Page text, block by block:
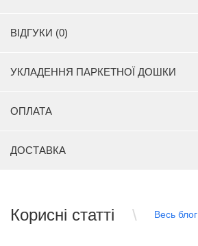
ВІДГУКИ (0)
УКЛАДЕННЯ ПАРКЕТНОЇ ДОШКИ
ОПЛАТА
ДОСТАВКА
Корисні статті Весь блог